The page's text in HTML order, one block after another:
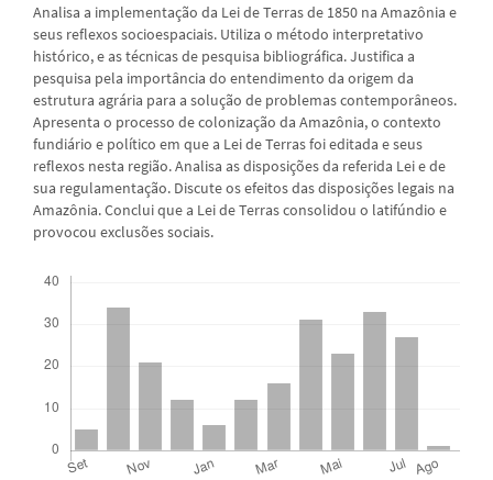
Analisa a implementação da Lei de Terras de 1850 na Amazônia e
seus reflexos socioespaciais. Utiliza o método interpretativo
histórico, e as técnicas de pesquisa bibliográfica. Justifica a
pesquisa pela importância do entendimento da origem da
estrutura agrária para a solução de problemas contemporâneos.
Apresenta o processo de colonização da Amazônia, o contexto
fundiário e político em que a Lei de Terras foi editada e seus
reflexos nesta região. Analisa as disposições da referida Lei e de
sua regulamentação. Discute os efeitos das disposições legais na
Amazônia. Conclui que a Lei de Terras consolidou o latifúndio e
provocou exclusões sociais.